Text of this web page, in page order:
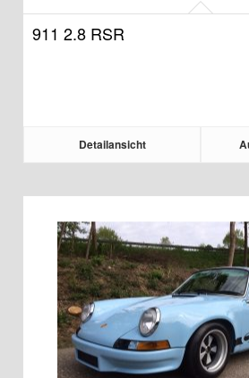
911 2.8 RSR
Detailansicht